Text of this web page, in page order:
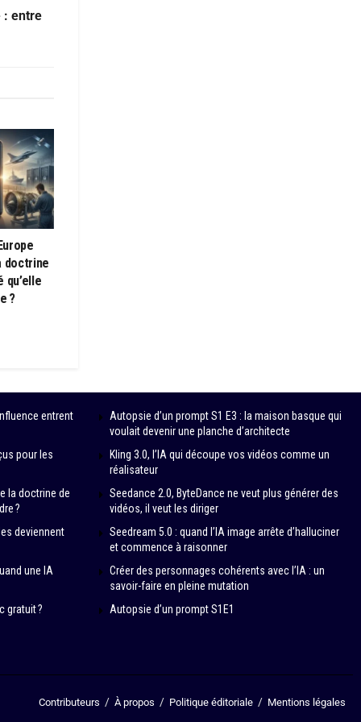
: entre
doctrine
qu’elle
?
entrent
pour les
la doctrine de
?
deviennent
une IA
gratuit ?
Autopsie d’un prompt S1 E3 : la maison basque qui
voulait devenir une planche d’architecte
Kling 3.0, l’IA qui découpe vos vidéos comme un
réalisateur
Seedance 2.0, ByteDance ne veut plus générer des
vidéos, il veut les diriger
Seedream 5.0 : quand l’IA image arrête d’halluciner
et commence à raisonner
Créer des personnages cohérents avec l’IA : un
savoir-faire en pleine mutation
Autopsie d’un prompt S1E1
Contributeurs À propos Politique éditoriale Mentions légales